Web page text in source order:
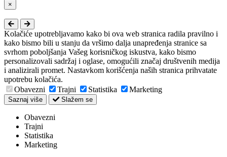
×
Kolačiće upotrebljavamo kako bi ova web stranica radila pravilno i
kako bismo bili u stanju da vršimo dalja unapređenja stranice sa
svrhom poboljšanja Vašeg korisničkog iskustva, kako bismo
personalizovali sadržaj i oglase, omogućili značaj društvenih medija
i analizirali promet. Nastavkom korišćenja naših stranica prihvatate
upotrebu kolačića.
Obavezni
Trajni Statistika Marketing
Saznaj više Slažem se
Obavezni
Trajni
Statistika
Marketing